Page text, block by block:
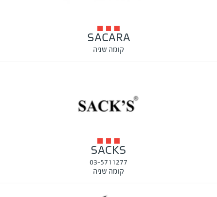
SACARA
קומה שניה
SACKS
03-5711277
קומה שניה